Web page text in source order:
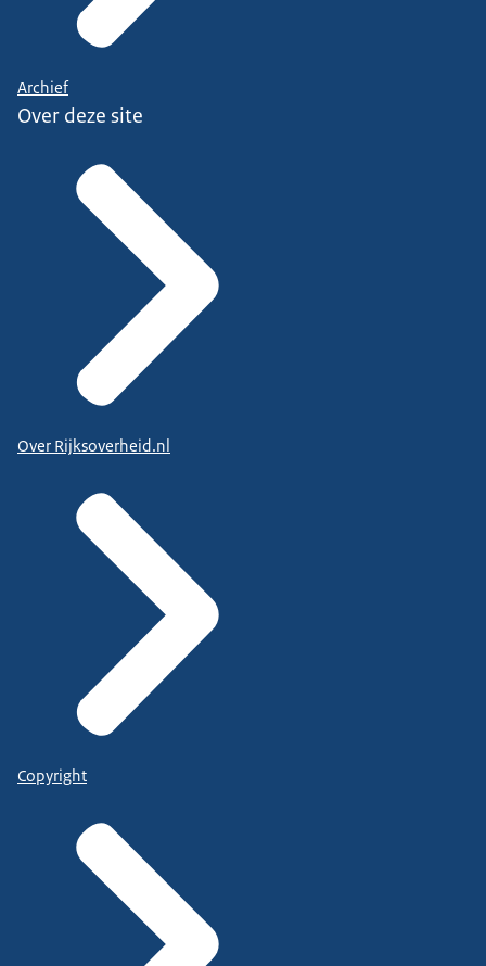
Archief
Over deze site
Over Rijksoverheid.nl
Copyright